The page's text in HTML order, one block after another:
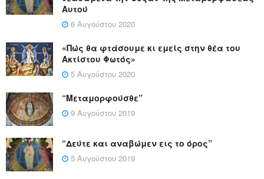
Αυτού
6 Αυγούστου 2020
«Πώς θα φτάσουμε κι εμείς στην θέα του
Ακτίστου Φωτός»
5 Αυγούστου 2020
“Μεταμορφούσθε”
9 Αυγούστου 2019
“Δεύτε και αναβώμεν εις το όρος”
5 Αυγούστου 2019